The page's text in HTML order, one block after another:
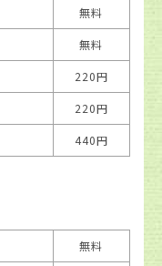
無料
無料
220円
220円
440円
無料